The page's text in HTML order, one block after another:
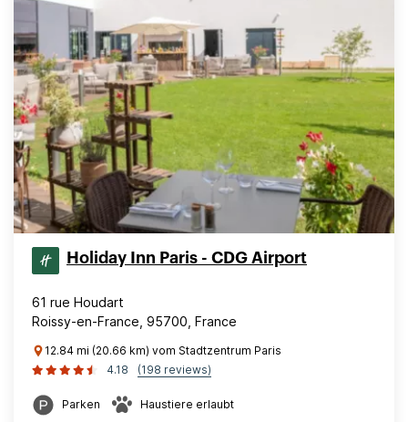
Holiday Inn Paris - CDG Airport
61 rue Houdart
Roissy-en-France, 95700, France
12.84 mi (20.66 km) vom Stadtzentrum Paris
4.18
(198 reviews)
Parken Haustiere erlaubt